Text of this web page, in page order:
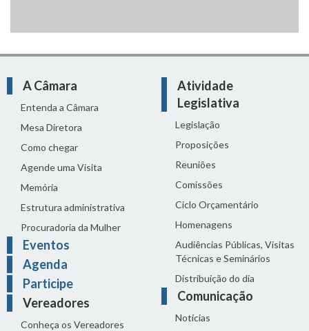
A Câmara
Entenda a Câmara
Mesa Diretora
Como chegar
Agende uma Visita
Memória
Estrutura administrativa
Procuradoria da Mulher
Eventos
Agenda
Participe
Vereadores
Conheça os Vereadores
Atividade
Legislativa
Legislação
Proposições
Reuniões
Comissões
Ciclo Orçamentário
Homenagens
Audiências Públicas, Visitas
Técnicas e Seminários
Distribuição do dia
Comunicação
Notícias